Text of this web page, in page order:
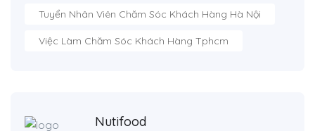
Tuyển Nhân Viên Chăm Sóc Khách Hàng Hà Nội
Việc Làm Chăm Sóc Khách Hàng Tphcm
Nutifood